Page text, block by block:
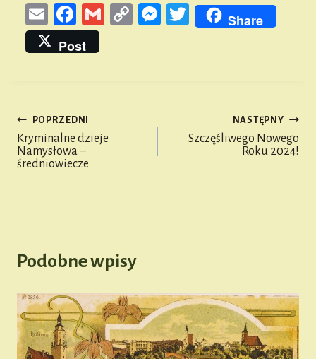
E
m
ail
Fa
ce
bo
G
Co
M
T
Share
Post
Nawigacja
wpisu
POPRZEDNI
Kryminalne dzieje
Namysłowa –
średniowiecze
NASTĘPNY
Szczęśliwego Nowego
Roku 2024!
Podobne wpisy